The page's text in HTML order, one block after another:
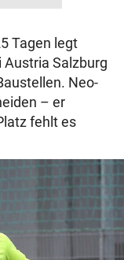
Tagen legt
Salzburg
Neo-
– er
fehlt es